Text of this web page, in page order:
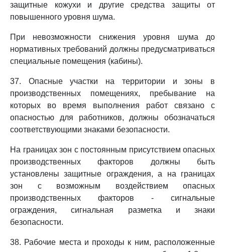
защитные кожухи и другие средства защиты от
повышенного уровня шума.
При невозможности снижения уровня шума до
нормативных требований должны предусматриваться
специальные помещения (кабины).
37. Опасные участки на территории и зоны в
производственных помещениях, пребывание на
которых во время выполнения работ связано с
опасностью для работников, должны обозначаться
соответствующими знаками безопасности.
На границах зон с постоянным присутствием опасных
производственных факторов должны быть
установлены защитные ограждения, а на границах
зон с возможным воздействием опасных
производственных факторов - сигнальные
ограждения, сигнальная разметка и знаки
безопасности.
38. Рабочие места и проходы к ним, расположенные